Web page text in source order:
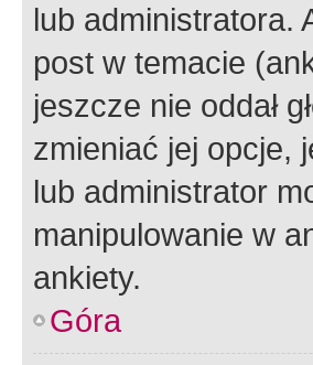
lub administratora.
post w temacie
jeszcze nie oddał
zmieniać jej opcje,
lub administrator
manipulowanie w
ankiety.
Góra